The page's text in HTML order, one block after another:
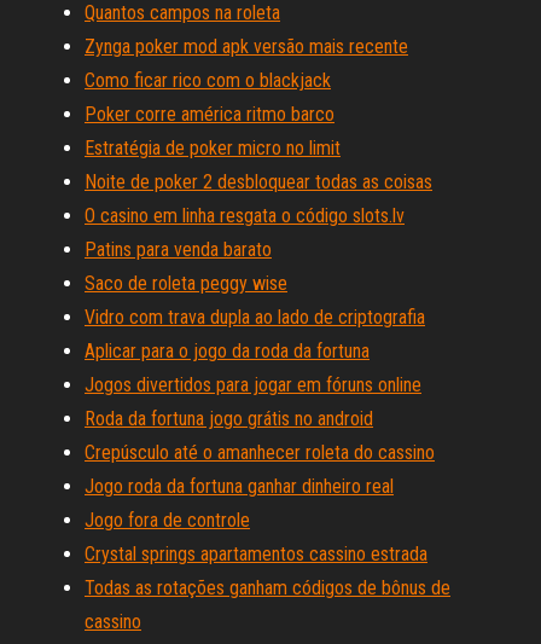
Quantos campos na roleta
Zynga poker mod apk versão mais recente
Como ficar rico com o blackjack
Poker corre américa ritmo barco
Estratégia de poker micro no limit
Noite de poker 2 desbloquear todas as coisas
O casino em linha resgata o código slots.lv
Patins para venda barato
Saco de roleta peggy wise
Vidro com trava dupla ao lado de criptografia
Aplicar para o jogo da roda da fortuna
Jogos divertidos para jogar em fóruns online
Roda da fortuna jogo grátis no android
Crepúsculo até o amanhecer roleta do cassino
Jogo roda da fortuna ganhar dinheiro real
Jogo fora de controle
Crystal springs apartamentos cassino estrada
Todas as rotações ganham códigos de bônus de
cassino